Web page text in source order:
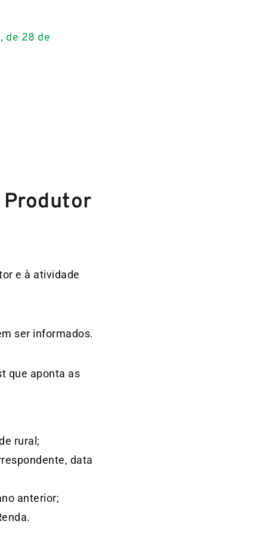
de 28 de
e à atividade
ser informados.
que aponta as
rural;
data
anterior;